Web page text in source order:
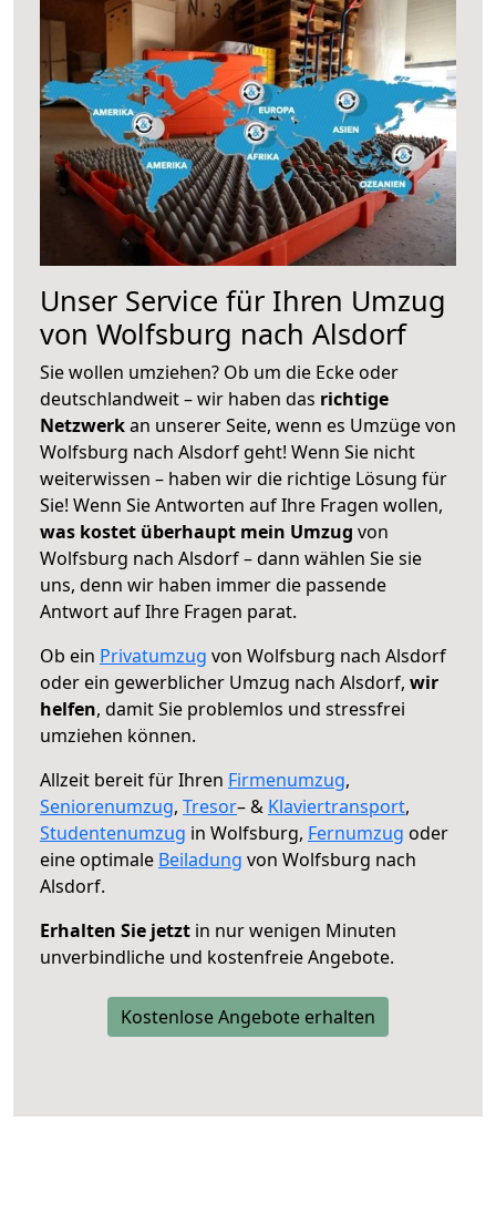
Unser Service für Ihren Umzug
von Wolfsburg nach Alsdorf
Sie wollen umziehen? Ob um die Ecke oder
deutschlandweit – wir haben das richtige
Netzwerkan unserer Seite, wenn es Umzüge von
Wolfsburg nach Alsdorf geht! Wenn Sie nicht
weiterwissen – haben wir die richtige Lösung für
Sie! Wenn Sie Antworten auf Ihre Fragen wollen,
was kostet überhaupt mein Umzug von
Wolfsburg nach Alsdorf – dann wählen Sie sie
uns, denn wir haben immer die passende
Antwort auf Ihre Fragen parat.
Ob ein Privatumzug von Wolfsburg nach Alsdorf
oder ein gewerblicher Umzug nach Alsdorf, wir
helfen, damit Sie problemlos und stressfrei
umziehen können.
Allzeit bereit für Ihren Firmenumzug,
Seniorenumzug, Tresor– & Klaviertransport,
Studentenumzug in Wolfsburg, Fernumzug oder
eine optimale Beiladung von Wolfsburg nach
Alsdorf.
Erhalten Sie jetzt in nur wenigen Minuten
unverbindliche und kostenfreie Angebote.
Kostenlose Angebote erhalten